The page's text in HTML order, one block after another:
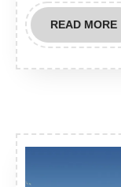
READ MORE